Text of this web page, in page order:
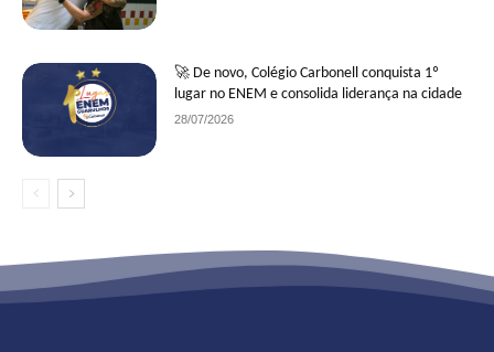
🚀 De novo, Colégio Carbonell conquista 1º
lugar no ENEM e consolida liderança na cidade
28/07/2026